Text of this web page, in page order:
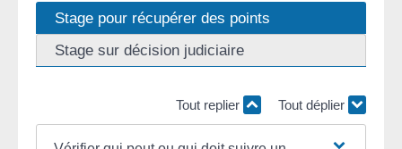
Stage pour récupérer des points
Stage sur décision judiciaire
Tout replier Tout déplier